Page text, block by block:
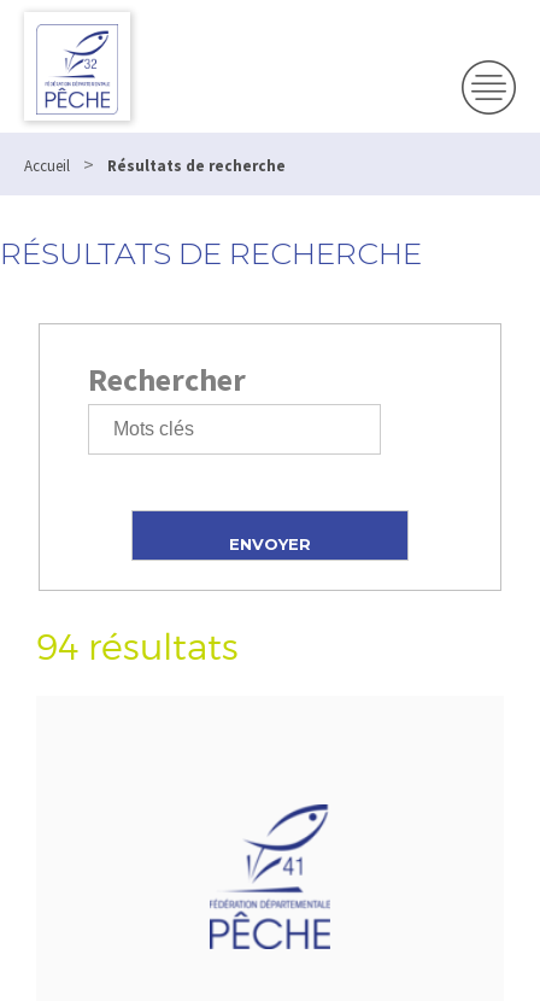
Accueil > Résultats de recherche
RÉSULTATS DE RECHERCHE
Rechercher
94 résultats